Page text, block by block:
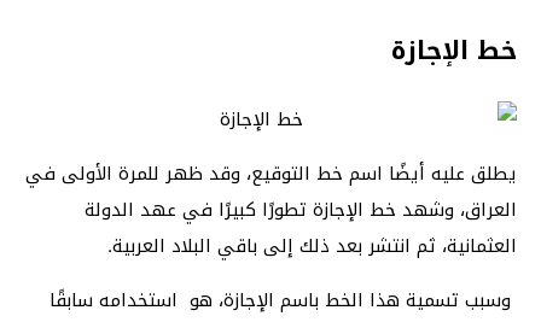
خط الإجازة
يطلق عليه أيضًا اسم خط التوقيع، وقد ظهر للمرة الأولى في
العراق، وشهد خط الإجازة تطورًا كبيرًا في عهد الدولة
العثمانية، ثم انتشر بعد ذلك إلى باقي البلاد العربية.
وسبب تسمية هذا الخط باسم الإجازة، هو استخدامه سابقًا